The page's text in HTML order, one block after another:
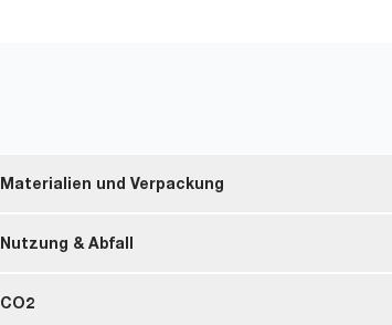
Materialien und Verpackung
Nachfüllmaterial mit EU Ecolabel-Zertifizierung –
FSC® certified refills – made from responsibly
Nutzung & Abfall
Geringere Nachfüllfrequenz mit
CO2